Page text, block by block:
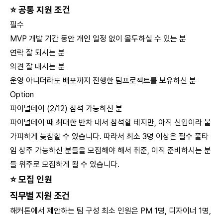
⭐공통 지원 조건
필수
MVP 개발 기간 동안 개인 일정 없이 몰두하실 수 있는 분
연락 잘 되시는 분
의견 잘 내시는 분
운영 아니더라도 배포까지 진행한 팀프로젝트를 보유하신 분
Option
파이널데이 (2/12) 참석 가능하신 분
파이널데이 때 최대한 반차 내서 참석할 테지만, 아직 신입이라 불
가피하게 늦참할 수 있습니다. 따라서 최소 3명 이상은 필수 풀타
임 상주 가능하신 분들을 모집해야 해서 취준, 이직 준비하시는 분
들 위주로 모집하게 될 수 있습니다.
⭐모집 인원
직무별 지원 조건
해커톤에서 제안하는 팀 구성 최소 인원은 PM 1명, 디자이너 1명,